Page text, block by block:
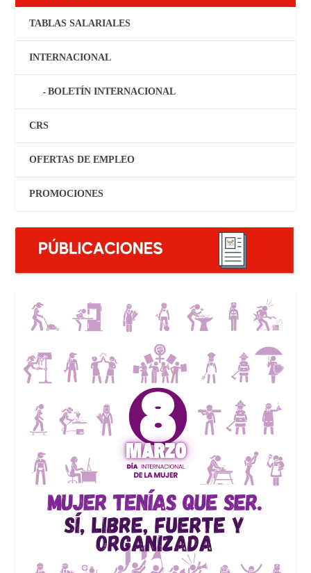
TABLAS SALARIALES
INTERNACIONAL
BOLETÍN INTERNACIONAL
CRS
OFERTAS DE EMPLEO
PROMOCIONES